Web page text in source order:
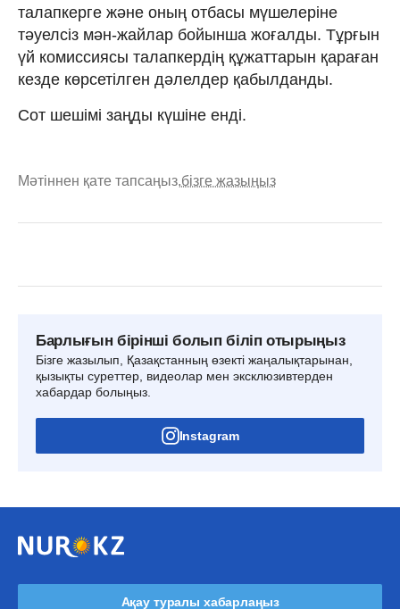
талапкерге және оның отбасы мүшелеріне
тәуелсіз мән-жайлар бойынша жоғалды. Тұрғын
үй комиссиясы талапкердің құжаттарын қараған
кезде көрсетілген дәлелдер қабылданды.
Сот шешімі заңды күшіне енді.
Мәтіннен қате тапсаңыз,бізге жазыңыз
Барлығын бірінші болып біліп отырыңыз
Бізге жазылып, Қазақстанның өзекті жаңалықтарынан,
қызықты суреттер, видеолар мен эксклюзивтерден
хабардар болыңыз.
Instagram
Ақау туралы хабарлаңыз